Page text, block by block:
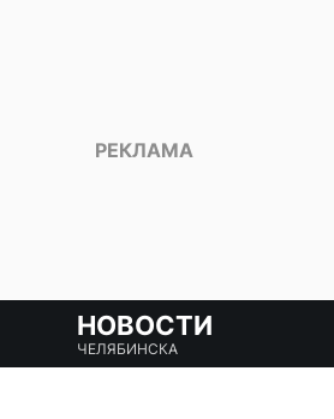
НОВОСТИ
ЧЕЛЯБИНСКА